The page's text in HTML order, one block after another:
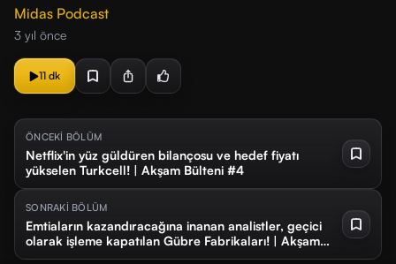
Midas Podcast
3 yıl önce
11 dk
ÖNCEKİ BÖLÜM
Netflix'in yüz güldüren bilançosu ve hedef fiyatı
yükselen Turkcell! | Akşam Bülteni #4
SONRAKİ BÖLÜM
Emtiaların kazandıracağına inanan analistler, geçici
olarak işleme kapatılan Gübre Fabrikaları! | Akşam
Bülteni #6